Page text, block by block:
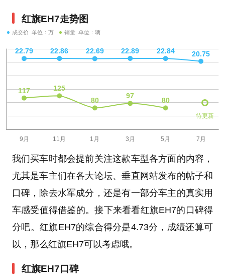
红旗EH7走势图
成交价 单位：万 销量 单位：辆
待更新
我们买车时都会提前关注这款车型各方面的内容，
尤其是车主们在各大论坛、垂直网站发布的帖子和
口碑，除去水军成分，还是有一部分车主的真实用
车感受值得借鉴的。接下来看看红旗EH7的口碑得
分吧。红旗EH7的综合得分是4.73分，成绩还算可
以，那么红旗EH7可以考虑哦。
红旗EH7口碑